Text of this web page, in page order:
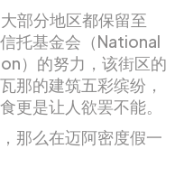
部分地区都保留至
托基金会（National
）的努力，该街区的
那的建筑五彩缤纷，
更是让人欲罢不能。
那么在迈阿密度假一